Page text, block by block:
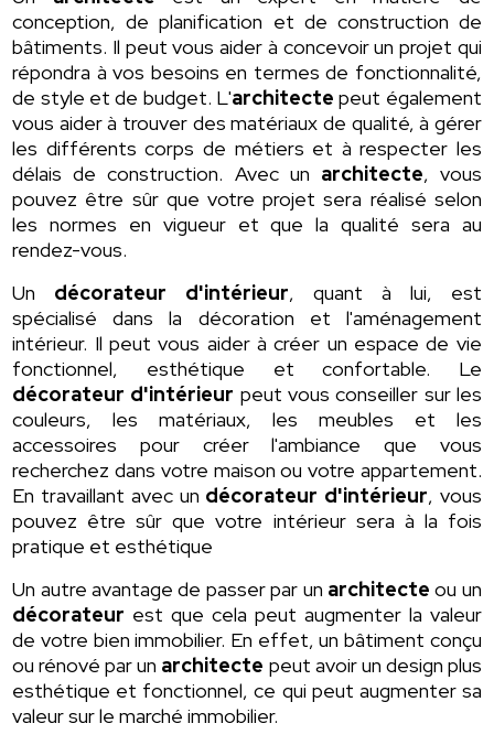
conception, de planification et de construction de
bâtiments. Il peut vous aider à concevoir un projet qui
répondra à vos besoins en termes de fonctionnalité,
de style et de budget. L'architecte peut également
vous aider à trouver des matériaux de qualité, à gérer
les différents corps de métiers et à respecter les
délais de construction. Avec un architecte, vous
pouvez être sûr que votre projet sera réalisé selon
les normes en vigueur et que la qualité sera au
rendez-vous.
Un décorateur d'intérieur, quant à lui, est
spécialisé dans la décoration et l'aménagement
intérieur. Il peut vous aider à créer un espace de vie
fonctionnel, esthétique et confortable. Le
décorateur d'intérieur peut vous conseiller sur les
couleurs, les matériaux, les meubles et les
accessoires pour créer l'ambiance que vous
recherchez dans votre maison ou votre appartement.
En travaillant avec un décorateur d'intérieur, vous
pouvez être sûr que votre intérieur sera à la fois
pratique et esthétique
Un autre avantage de passer par un architecte ou un
décorateur est que cela peut augmenter la valeur
de votre bien immobilier. En effet, un bâtiment conçu
ou rénové par un architecte peut avoir un design plus
esthétique et fonctionnel, ce qui peut augmenter sa
valeur sur le marché immobilier.